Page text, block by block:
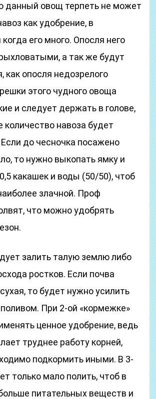
данный овощ терпеть не может
как удобрение, в
его много. Опосля него
а так же будут
как опосля недозрелого
этого чудного овоща
и следует держать в голове,
количество навоза будет
до чесночка посажено
то нужно выкопать ямку и
какашек и воды (50/50), чтоб
злачной. Проф
что можно удобрять
залить талую землю либо
ростков. Если почва
то будет нужно усилить
При 2-ой «кормежке»
ценное удобрение, ведь
труднее работу корней,
подкормить иными. В 3-
только мало полить, чтоб в
питательных веществ и